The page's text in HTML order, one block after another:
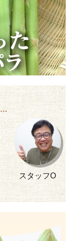
スタッフO